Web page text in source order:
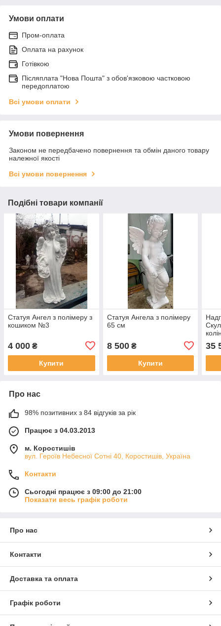
Умови оплати
Пром-оплата
Оплата на рахунок
Готівкою
Післяплата "Нова Пошта" з обов'язковою частковою
передоплатою
Всі умови оплати
Умови повернення
Законом не передбачено повернення та обмін даного товару
належної якості
Всі умови повернення
Подібні товари компанії
Статуя Ангел з полімеру з
кошиком №3
4 000 ₴
Купити
Статуя Ангела з полімеру
65 см
8 500₴
Купити
35
Про нас
98% позитивних з 84 відгуків за рік
Працює з 04.03.2013
м. Коростишів
вул. Героїв Небесної Сотні 40, Коростишів, Україна
Контакти
Сьогодні працює з 09:00 до 21:00
Показати весь графік роботи
Про нас
Контакти
Доставка та оплата
Графік роботи